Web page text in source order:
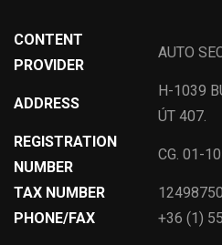
CONTENT
PROVIDER
AUTO
ADDRESS
H-1039
ÚT 407.
REGISTRATION
NUMBER
CG. 01-
TAX NUMBER
PHONE/FAX
+36 (1)